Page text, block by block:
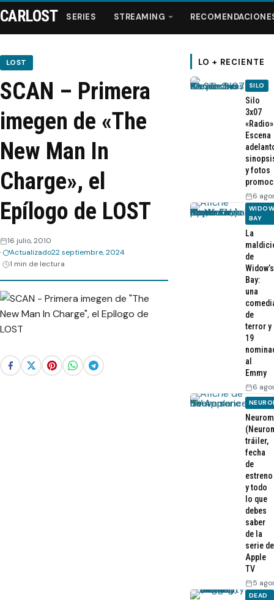
Series
Streaming
Recomendaciones
Videos
Webisodios
CARLOST SERIES STREAMING
LOST
SCAN – Primera
imegen de «The
New Man In
Charge», el
Epílogo de LOST
16 julio, 2010
Actualizado22 septiembre, 2024
1 min de lectura
LO + RECIENTE
SILO
Silo
3x07
Escena
y fotos
6
BAY
La
de
Widow’s
Bay:
una
de
terror y
19
al
Emmy
6
tráiler,
fecha
de
estreno
y todo
lo que
debes
saber
de la
serie de
Apple
TV
5
DEAD